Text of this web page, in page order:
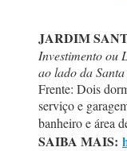
JARDIM
Investimento ou
ao lado da
Frente: Dois
serviço e
banheiro e área
SAIBA MAIS: